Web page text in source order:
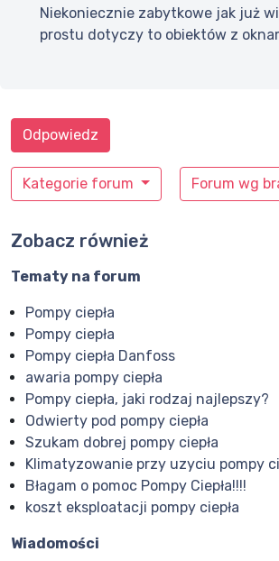
Niekoniecznie zabytkowe jak już
prostu dotyczy to obiektów z
Kategorie forum Forum wg
Odpowiedz
Zobacz również
Tematy na forum
Pompy ciepła
Pompy ciepła
Pompy ciepła Danfoss
awaria pompy ciepła
Pompy ciepła, jaki rodzaj najlepszy?
Odwierty pod pompy ciepła
Szukam dobrej pompy ciepła
Klimatyzowanie przy uzyciu pompy
Błagam o pomoc Pompy Ciepła!!!!
koszt eksploatacji pompy ciepła
Wiadomości